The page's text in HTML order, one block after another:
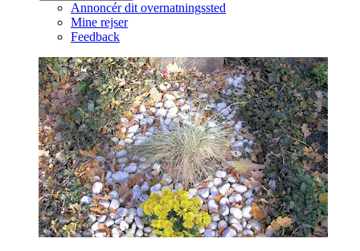
Annoncér dit overnatningssted
Mine rejser
Feedback